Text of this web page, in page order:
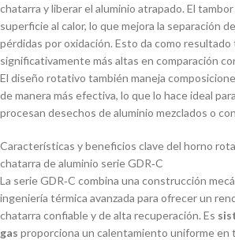
chatarra y liberar el aluminio atrapado. El
superficie al calor, lo que mejora la separación
pérdidas por oxidación. Esto da como
significativamente más altas en comparación
El diseño rotativo también maneja
de manera más efectiva, lo que lo hace ideal
procesan desechos de aluminio mezclados o
Características y beneficios clave del horno
chatarra de aluminio serie GDR‑C
La serie GDR‑C combina una construcción
ingeniería térmica avanzada para ofrecer un
chatarra confiable y de alta recuperación. Es
gas proporciona un calentamiento uniforme en